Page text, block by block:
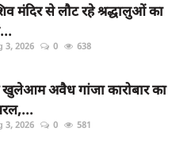
मंदिर से लौट रहे श्रद्धालुओं का
3, 2026 0 638
खुलेआम अवैध गांजा कारोबार का
3, 2026 0 581